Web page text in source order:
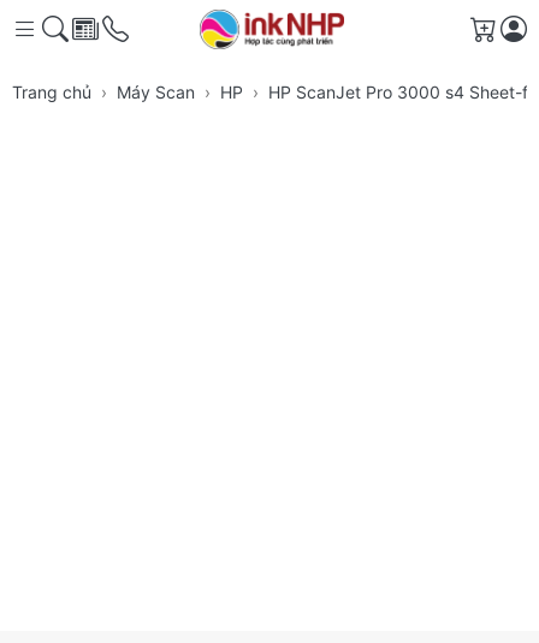
Giỏ
Trang chủ Máy Scan HP HP ScanJet Pro 3000 s4 Sheet-